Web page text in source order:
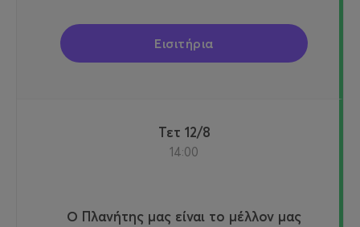
Εισιτήρια
Τετ 12/8
14:00
Ο Πλανήτης μας είναι το μέλλον μας